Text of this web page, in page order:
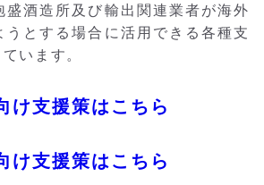
盛酒造所及び輸出関連業者が海外
うとする場合に活用できる各種支
います。
け支援策はこちら
け支援策はこちら